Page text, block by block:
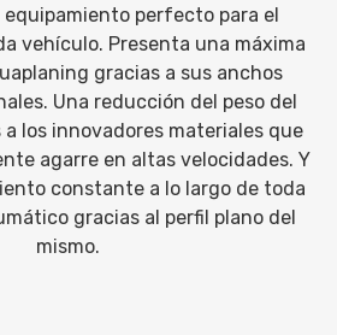
perfecto para el
vehículo. Presenta una máxima
gracias a sus anchos
Una reducción del peso del
los innovadores materiales que
agarre en altas velocidades. Y
constante a lo largo de toda
gracias al perfil plano del
mismo.